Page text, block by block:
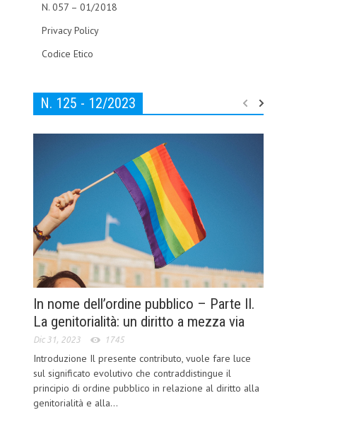
N. 057 – 01/2018
Privacy Policy
Codice Etico
N. 125 - 12/2023
In nome dell’ordine pubblico – Parte II.
La genitorialità: un diritto a mezza via
Dic 31, 2023 1745
Introduzione Il presente contributo, vuole fare luce
sul significato evolutivo che contraddistingue il
principio di ordine pubblico in relazione al diritto alla
genitorialità e alla...